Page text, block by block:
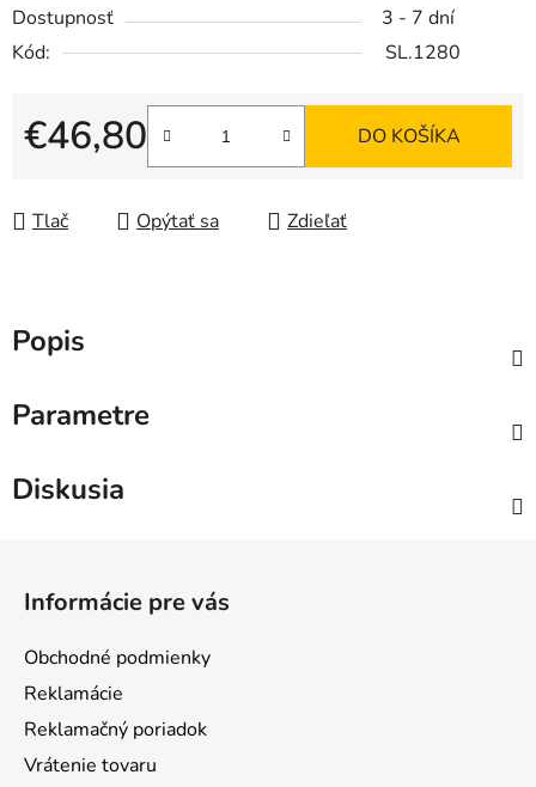
Dostupnosť
3 - 7 dní
Kód:
SL.1280
€46,80
Jednotková cena:
DO KOŠÍKA
Tlač Opýtať sa Zdieľať
Popis
Parametre
Diskusia
Informácie pre vás
Obchodné podmienky
Reklamácie
Reklamačný poriadok
Vrátenie tovaru